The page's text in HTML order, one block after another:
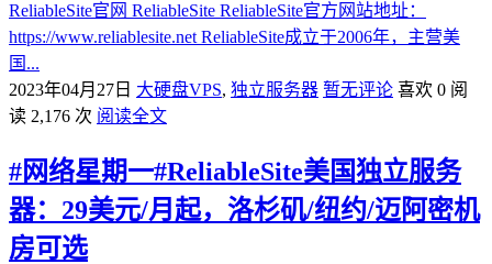
ReliableSite官网 ReliableSite ReliableSite官方网站地址：
https://www.reliablesite.net ReliableSite成立于2006年，主营美
国...
2023年04月27日 大硬盘VPS, 独立服务器 暂无评论 喜欢 0 阅
读 2,176 次 阅读全文
#网络星期一#ReliableSite美国独立服务
器：29美元/月起，洛杉矶/纽约/迈阿密机
房可选